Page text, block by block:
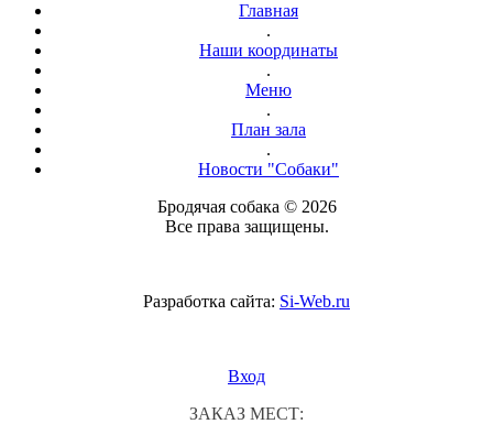
Главная
.
Наши координаты
.
Меню
.
План зала
.
Новости "Собаки"
Бродячая собака © 2026
Все права защищены.
Разработка сайта: Si-Web.ru
Вход
ЗАКАЗ МЕСТ: